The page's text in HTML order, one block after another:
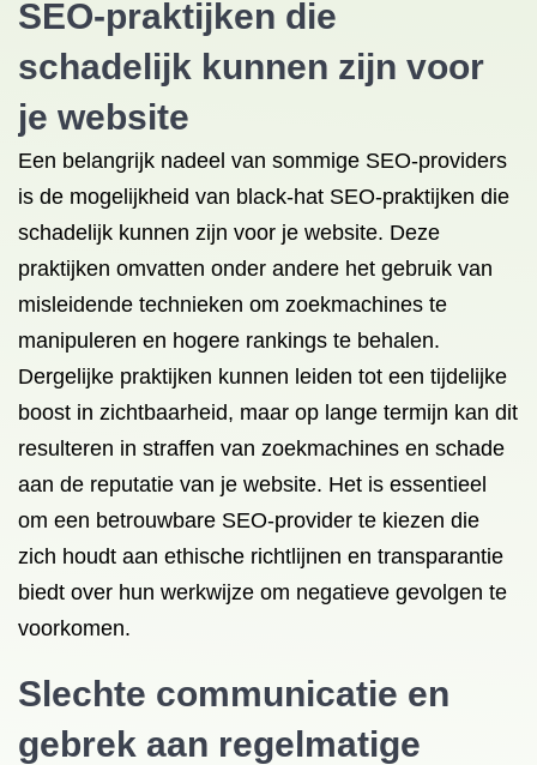
SEO-praktijken die
schadelijk kunnen zijn voor
je website
Een belangrijk nadeel van sommige SEO-providers
is de mogelijkheid van black-hat SEO-praktijken die
schadelijk kunnen zijn voor je website. Deze
praktijken omvatten onder andere het gebruik van
misleidende technieken om zoekmachines te
manipuleren en hogere rankings te behalen.
Dergelijke praktijken kunnen leiden tot een tijdelijke
boost in zichtbaarheid, maar op lange termijn kan dit
resulteren in straffen van zoekmachines en schade
aan de reputatie van je website. Het is essentieel
om een betrouwbare SEO-provider te kiezen die
zich houdt aan ethische richtlijnen en transparantie
biedt over hun werkwijze om negatieve gevolgen te
voorkomen.
Slechte communicatie en
gebrek aan regelmatige